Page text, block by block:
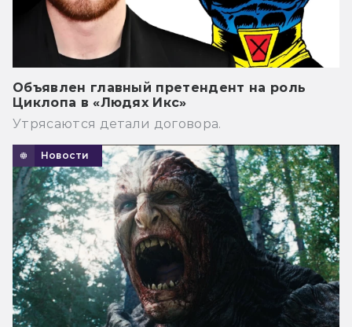
Объявлен главный претендент на роль
Циклопа в «Людях Икс»
Утрясаются детали договора.
Новости